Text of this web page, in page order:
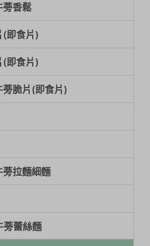
蒡香鬆
(即食片)
(即食片)
脆片(即食片)
拉麵細麵
蒡蕾絲麵